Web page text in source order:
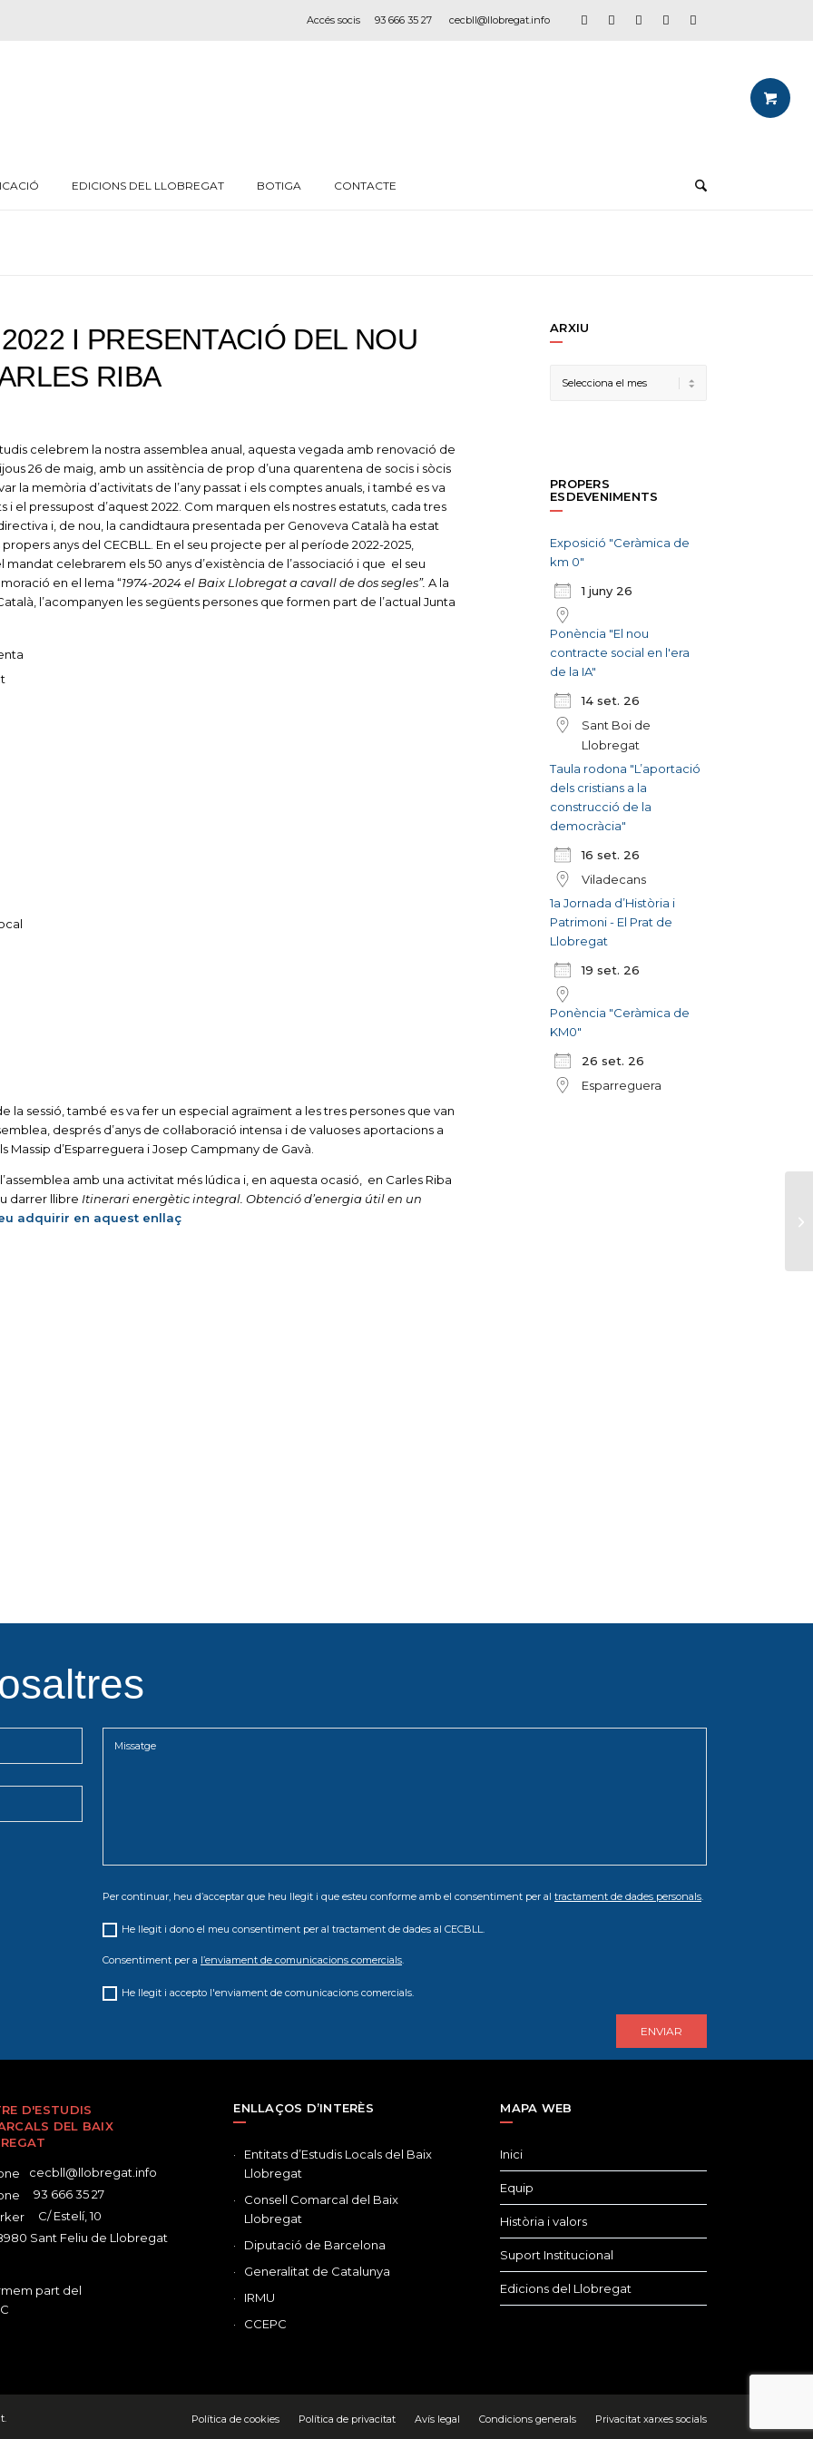
Accés socis 93 666 35 27 cecbll@llobregat.info
EDICIONS DEL LLOBREGAT BOTIGA CONTACTE
I PRESENTACIÓ DEL NOU
RIBA
celebrem la nostra assemblea anual, aquesta vegada amb renovació de
26 de maig, amb un assitència de prop d’una quarentena de socis i sòcis
la memòria d’activitats de l’any passat i els comptes anuals, i també es va
i el pressupost d’aquest 2022. Com marquen els nostres estatuts, cada tres
i, de nou, la candidtaura presentada per Genoveva Català ha estat
anys del CECBLL. En el seu projecte per al període 2022-2025,
celebrarem els 50 anys d’existència de l’associació i que el seu
en el lema “1974-2024 el Baix Llobregat a cavall de dos segles”. A la
l’acompanyen les següents persones que formen part de l’actual Junta
la sessió, també es va fer un especial agraïment a les tres persones que van
després d’anys de col·laboració intensa i de valuoses aportacions a
Massip d’Esparreguera i Josep Campmany de Gavà.
amb una activitat més lúdica i, en aquesta ocasió, en Carles Riba
darrer llibre Itinerari energètic integral. Obtenció d’energia útil en un
adquirir en aquest enllaç
ARXIU
PROPERS
ESDEVENIMENTS
Exposició "Ceràmica de
km 0"
1 juny 26
Ponència "El nou
contracte social en l'era
de la IA"
14 set. 26
Sant Boi de
Llobregat
Taula rodona "L’aportació
dels cristians a la
construcció de la
democràcia"
16 set. 26
Viladecans
1a Jornada d’Història i
Patrimoni - El Prat de
Llobregat
19 set. 26
Ponència "Ceràmica de
KM0"
26 set. 26
Esparreguera
Per continuar, heu d’acceptar que heu llegit i que esteu conforme amb el consentiment per al tractament de dades personals.
He llegit i dono el meu consentiment per al tractament de dades al CECBLL.
Consentiment per a l’enviament de comunicacions comercials.
He llegit i accepto l'enviament de comunicacions comercials.
D'ESTUDIS
DEL BAIX
cecbll@llobregat.info
93 666 35 27
C/ Estelí, 10
Sant Feliu de Llobregat
ENLLAÇOS D’INTERÈS
Entitats d’Estudis Locals del Baix
Llobregat
Consell Comarcal del Baix
Llobregat
Diputació de Barcelona
Generalitat de Catalunya
IRMU
CCEPC
MAPA WEB
Inici
Equip
Història i valors
Suport Institucional
Edicions del Llobregat
Política de cookies Política de privacitat Avís legal Condicions generals Privacitat xarxes socials